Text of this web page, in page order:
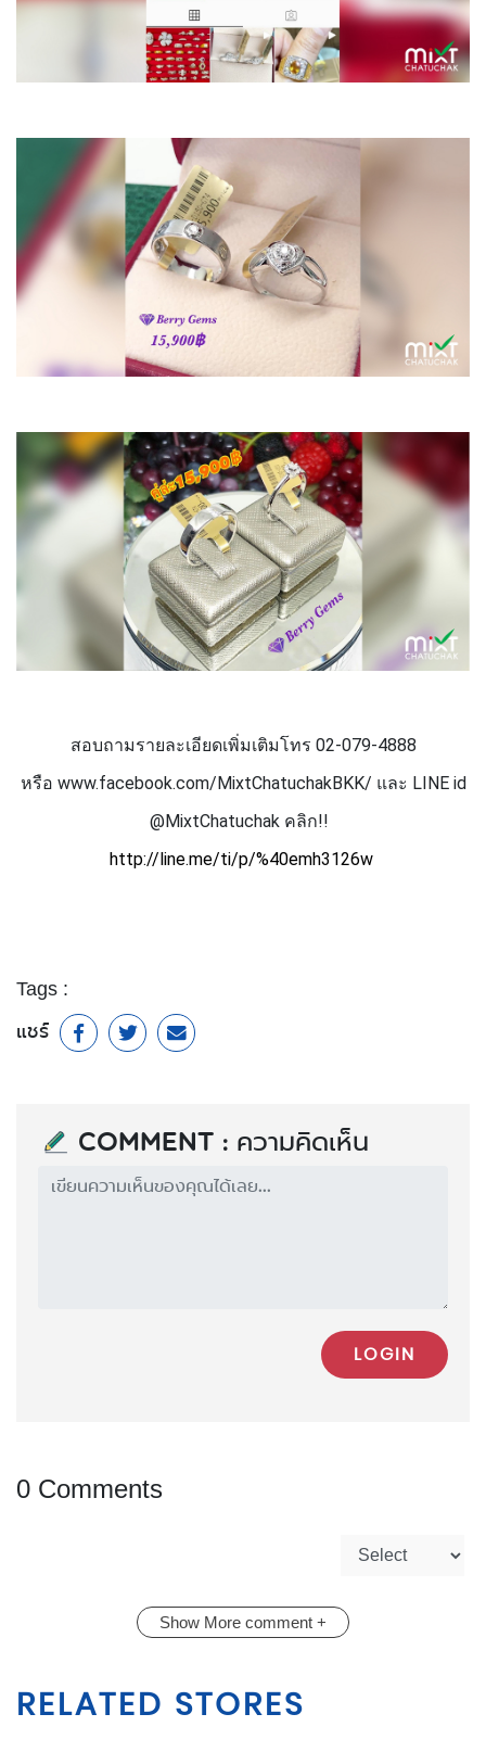
สอบถามรายละเอียดเพิ่มเติมโทร 02-079-4888
หรือ www.facebook.com/MixtChatuchakBKK/ และ LINE id
@MixtChatuchak คลิก!!
http://line.me/ti/p/%40emh3126w
Tags :
แชร์
Comment : ความคิดเห็น
LOGIN
0 Comments
Show More comment +
RELATED STORES